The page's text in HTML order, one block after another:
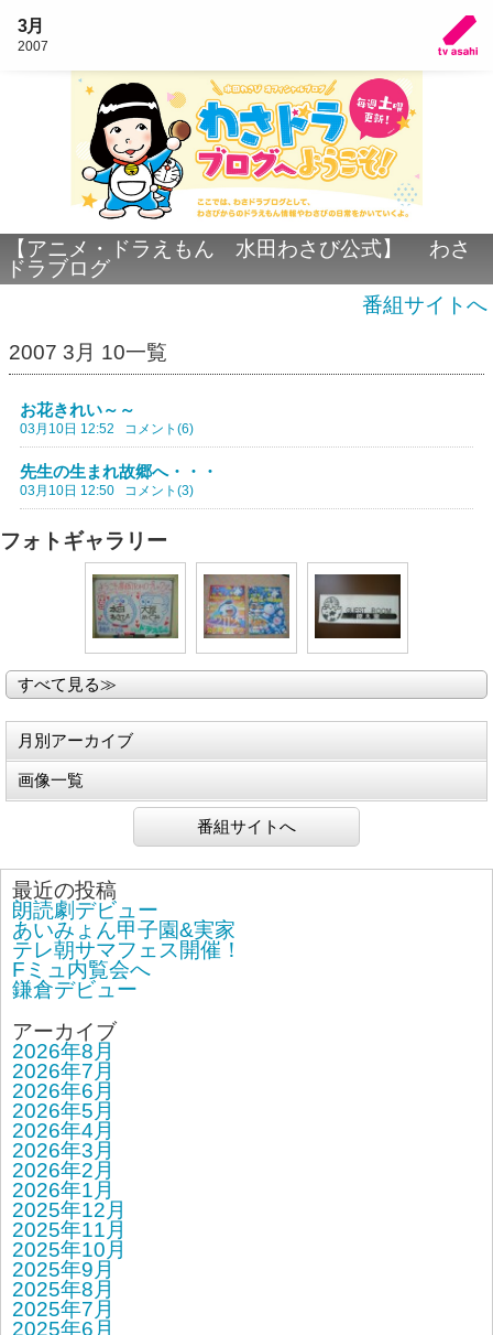
3月
2007
【アニメ・ドラえもん 水田わさび公式】 わさ
ドラブログ
番組サイトへ
2007 3月 10一覧
お花きれい～～
03月10日 12:52 コメント(6)
先生の生まれ故郷へ・・・
03月10日 12:50 コメント(3)
フォトギャラリー
すべて見る≫
月別アーカイブ
画像一覧
番組サイトへ
最近の投稿
朗読劇デビュー
あいみょん甲子園&実家
テレ朝サマフェス開催！
Fミュ内覧会へ
鎌倉デビュー
アーカイブ
2026年8月
2026年7月
2026年6月
2026年5月
2026年4月
2026年3月
2026年2月
2026年1月
2025年12月
2025年11月
2025年10月
2025年9月
2025年8月
2025年7月
2025年6月